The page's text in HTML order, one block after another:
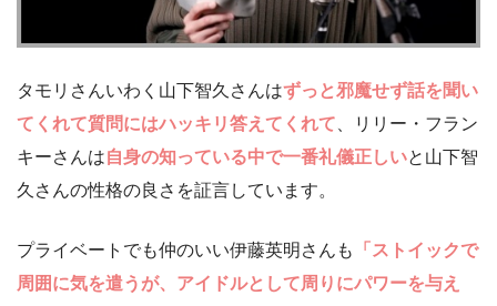
タモリさんいわく山下智久さんはずっと邪魔せず話を聞い
てくれて質問にはハッキリ答えてくれて 、リリー・フラン
キーさんは自身の知っている中で一番礼儀正しいと山下智
久さんの性格の良さを証言しています。
プライベートでも仲のいい伊藤英明さんも
「ストイックで
周囲に気を遣うが、アイドルとして周りにパワーを与え